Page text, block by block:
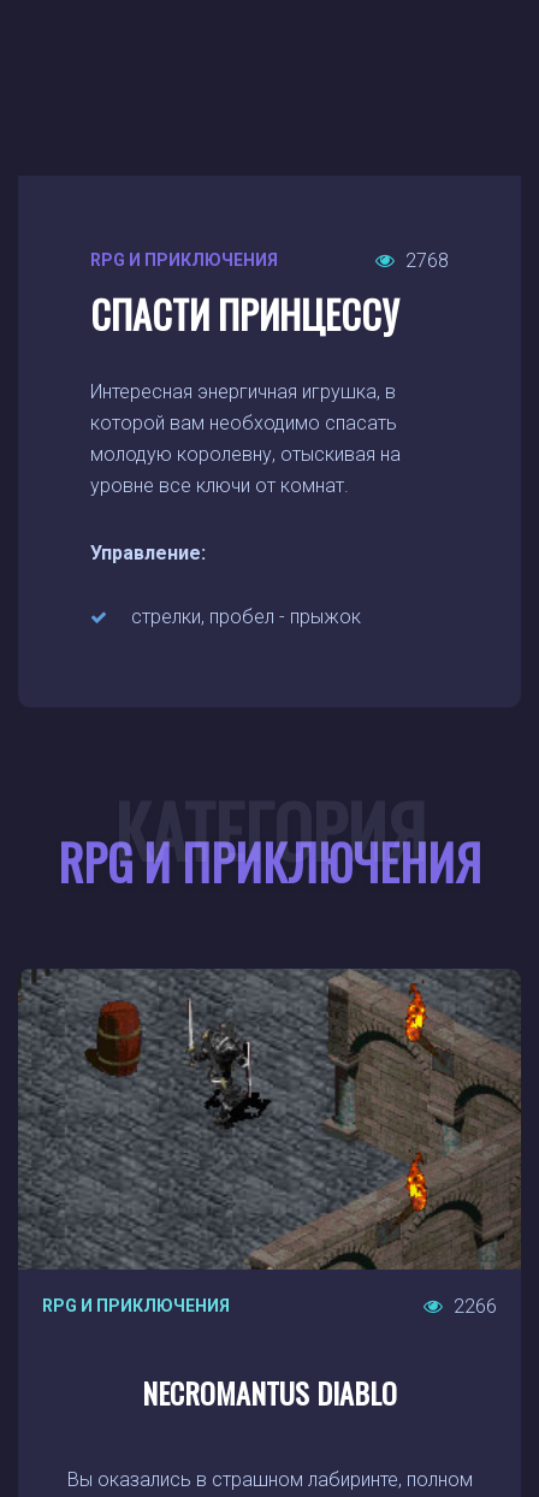
RPG И ПРИКЛЮЧЕНИЯ 2768
СПАСТИ ПРИНЦЕССУ
Интересная энергичная игрушка, в
которой вам необходимо спасать
молодую королевну, отыскивая на
уровне все ключи от комнат.
Управление:
стрелки, пробел - прыжок
RPG И ПРИКЛЮЧЕНИЯ
КАТЕГОРИЯ
RPG И ПРИКЛЮЧЕНИЯ 2266
NECROMANTUS DIABLO
Вы оказались в страшном лабиринте, полном